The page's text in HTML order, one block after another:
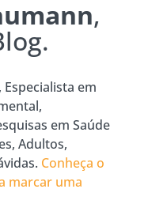
,
em
em Saúde
Adultos,
Conheça o
marcar uma